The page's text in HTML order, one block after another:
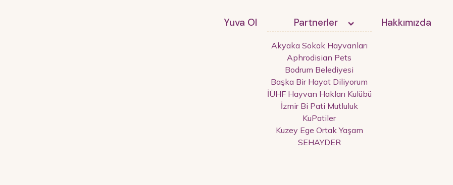
Yuva Ol Partnerler
Akyaka Sokak Hayvanları
Aphrodisian Pets
Bodrum Belediyesi
Başka Bir Hayat Diliyorum
İÜHF Hayvan Hakları Kulübü
İzmir Bi Pati Mutluluk
KuPatiler
Kuzey Ege Ortak Yaşam
SEHAYDER
Hakkımızda